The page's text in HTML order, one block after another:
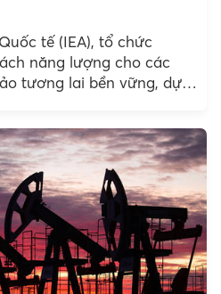
tế (IEA), tổ chức
năng lượng cho các
tương lai bền vững, dự